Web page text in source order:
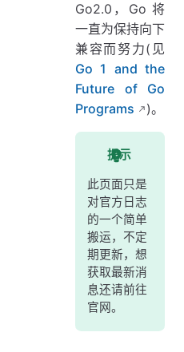
Go2.0，Go 将
一直为保持向下
兼容而努力(见
Go 1 and the
Future of Go
Programs
)。
提示
此页面只是
对官方日志
的一个简单
搬运，不定
期更新，想
获取最新消
息还请前往
官网。